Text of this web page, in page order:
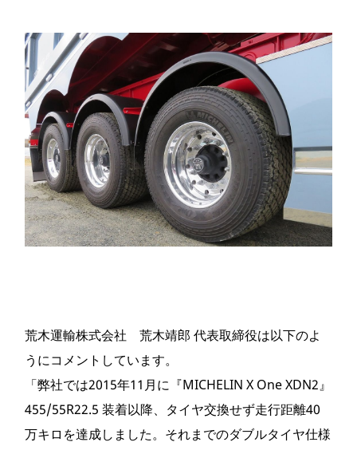
荒木運輸株式会社 荒木靖郎 代表取締役は以下のよ
うにコメントしています。
「弊社では2015年11月に『MICHELIN X One XDN2』
455/55R22.5 装着以降、タイヤ交換せず走行距離40
万キロを達成しました。それまでのダブルタイヤ仕様